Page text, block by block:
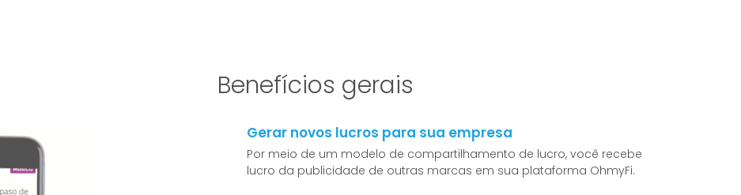
Benefícios gerais
Gerar novos lucros para sua empresa
Por meio de um modelo de compartilhamento de lucro, você recebe
lucro da publicidade de outras marcas em sua plataforma OhmyFi.